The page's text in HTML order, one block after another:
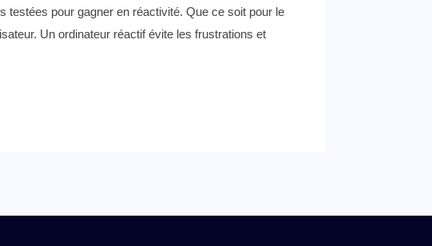
testées pour gagner en réactivité. Que ce soit pour le
Un ordinateur réactif évite les frustrations et